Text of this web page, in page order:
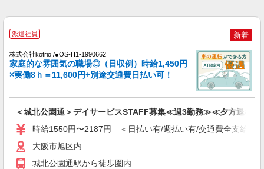
通費全支給(ガソリン代含む)＞
都島区
キープ 詳細を見る
派遣社員
株式会社kotrio /●OS-H1-2103494
NEW
城北公園通駅すぐ★見守り・お掃除などのシ
ニア向けマンションSTAFF
派遣社員 新着
株式会社kotrio /●OS-H1-1990662
家庭的な雰囲気の職場◎（日収例）時給1,450円
×実働8ｈ＝11,600円+別途交通費日払い可！
＜城北公園通＞デイサービスSTAFF募集≪週3勤務≫≪夕方退社≫
時給1550円〜2187円 ＜日払い有/週払い有/交通費全支給(ガ
大阪市旭区内
城北公園通駅から徒歩圏内